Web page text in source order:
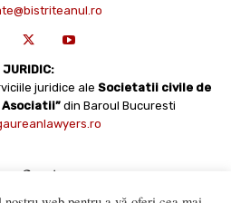
JURIDIC:
juridice ale Societatii civile de
Asociatii” din Baroul Bucuresti